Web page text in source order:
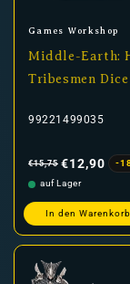
Anbieter:
Games Workshop
Middle-Earth:
Tribesmen Dice
99221499035
Preis
€15,75 €12,90
-
auf Lager
In den